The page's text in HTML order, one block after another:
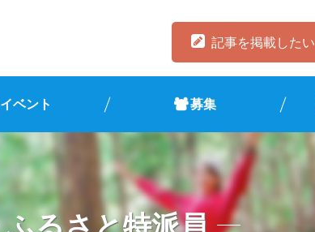
記事を掲載したい
イベント 募集
ふるさと特派員